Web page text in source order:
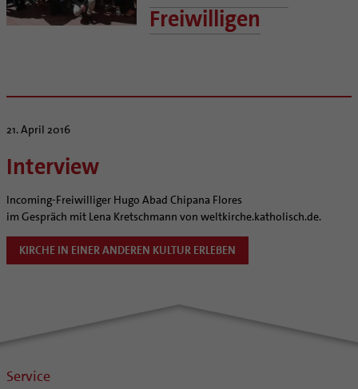
Notfall
Schöpfungsspiritualität
Veranstaltungen
Stellenangebote
Liturgie und Kirchenmusik
Internationale Freiwilligendienste
Büchereien
Medienstelle
Personalentwicklung
Unterstützungsangebot für Seelsorgende
Supervision
Pfarrgemeinden
Bistumsatlas
Beruf und Familie
Mitarbeitervertretung
Kirchlicher Anzeiger
Kirchliches Arbeitsrecht
Freiwilligen
21. April 2016
Interview
Incoming-Freiwilliger Hugo Abad Chipana Flores
im Gespräch mit Lena Kretschmann von weltkirche.katholisch.de.
KIRCHE IN EINER ANDEREN KULTUR ERLEBEN
Service